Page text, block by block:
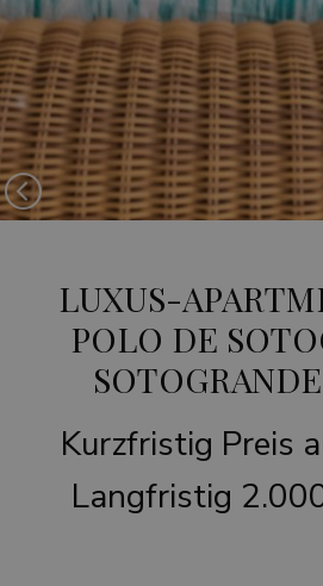
Previous
LUXUS-
POLO DE
Kurzfristig Preis
Langfristig